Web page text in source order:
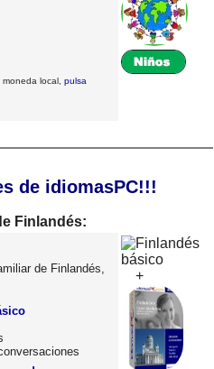
local, pulsa
de idiomasPC!!!
Finlandés:
de Finlandés,
+